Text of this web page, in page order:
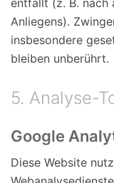
Anliegens).
insbesondere
bleiben unberührt.
5. Analyse-
Google
Diese Website